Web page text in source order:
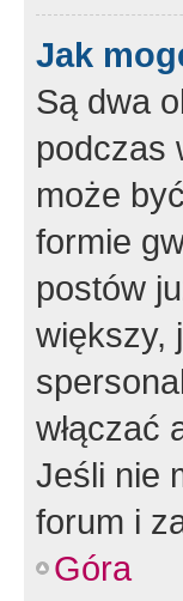
Jak
Są dwa
podczas
może
formie
postów
większy,
włączać
Jeśli nie
forum i
Góra